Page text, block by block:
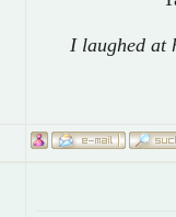
I laughed at